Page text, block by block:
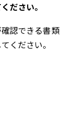
ださい。
認できる書類
ください。